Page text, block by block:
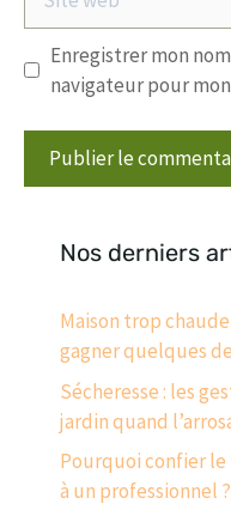
web
Enregistrer mon
navigateur pour
Nos derniers
Maison trop
gagner quelques
Sécheresse : les
jardin quand
Pourquoi confier
à un professionnel ?